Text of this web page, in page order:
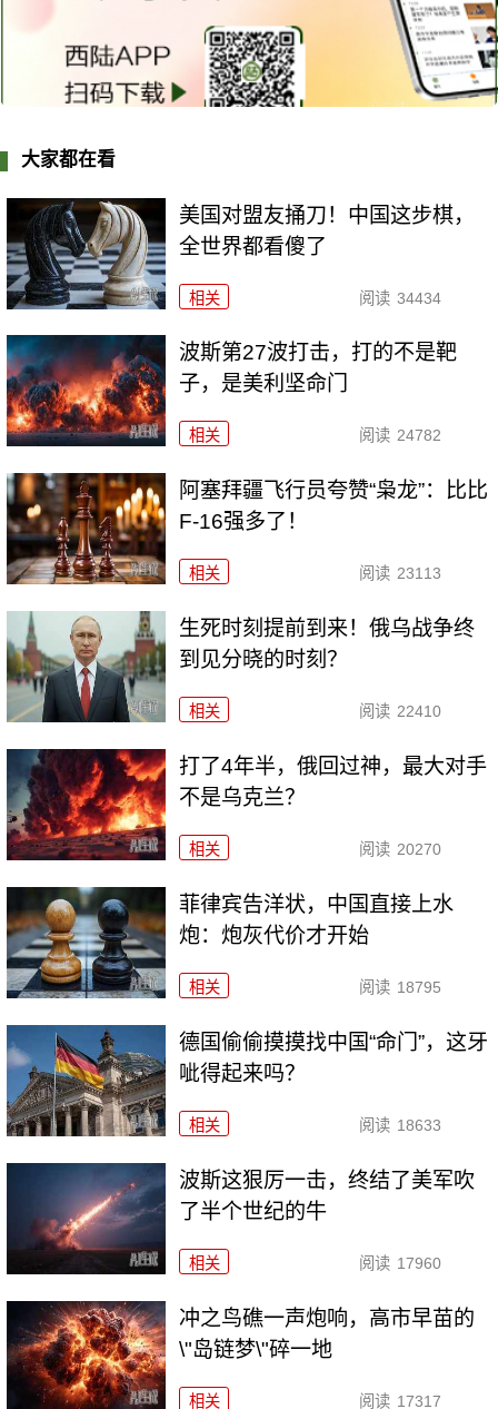
大家都在看
美国对盟友捅刀！中国这步棋，
全世界都看傻了
相关 阅读 34434
波斯第27波打击，打的不是靶
子，是美利坚命门
相关 阅读 24782
阿塞拜疆飞行员夸赞“枭龙”：比比
F-16强多了！
相关 阅读 23113
生死时刻提前到来！俄乌战争终
到见分晓的时刻？
相关 阅读 22410
打了4年半，俄回过神，最大对手
不是乌克兰？
相关 阅读 20270
菲律宾告洋状，中国直接上水
炮：炮灰代价才开始
相关 阅读 18795
德国偷偷摸摸找中国“命门”，这牙
呲得起来吗？
相关 阅读 18633
波斯这狠厉一击，终结了美军吹
了半个世纪的牛
相关 阅读 17960
冲之鸟礁一声炮响，高市早苗的
\"岛链梦\"碎一地
相关 阅读 17317